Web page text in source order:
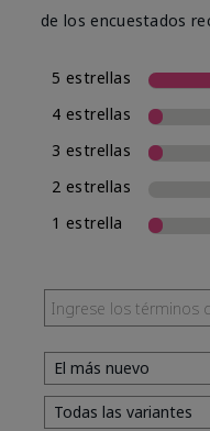
de los encuestados
5 estrellas
4 estrellas
3 estrellas
2 estrellas
1 estrella